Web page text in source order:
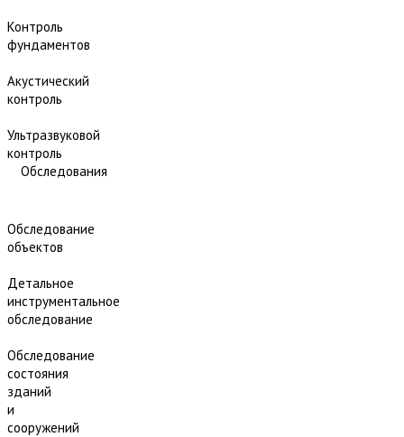
Контроль
фундаментов
Акустический
контроль
Ультразвуковой
контроль
Обследования
Обследование
объектов
Детальное
инструментальное
обследование
Обследование
состояния
зданий
и
сооружений